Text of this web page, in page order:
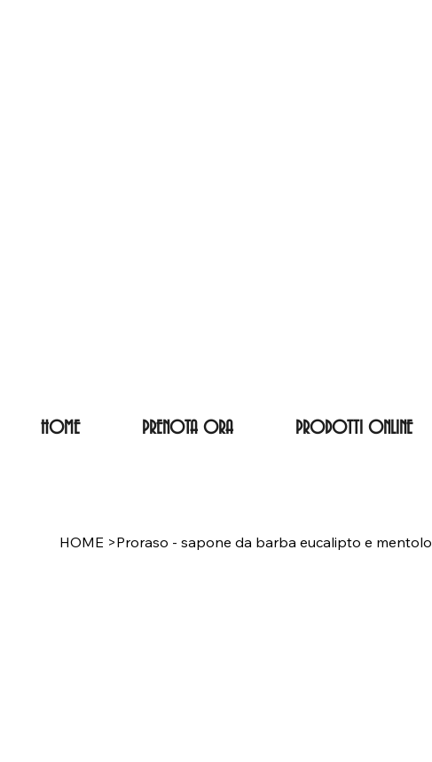
HOME >Proraso - sapone da barba eucalipto e mentolo
HOME PRENOTA ORA PRODOTTI ONLINE